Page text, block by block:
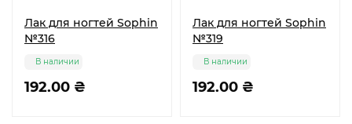
Лак для ногтей Sophin
№316
192.00 ₴
В наличии
Лак для ногтей Sophin
№319
192.00 ₴
В наличии